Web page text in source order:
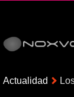
Actualidad